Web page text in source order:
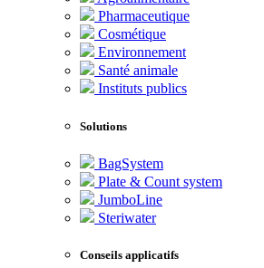
Pharmaceutique
Cosmétique
Environnement
Santé animale
Instituts publics
Solutions
BagSystem
Plate & Count system
JumboLine
Steriwater
Conseils applicatifs